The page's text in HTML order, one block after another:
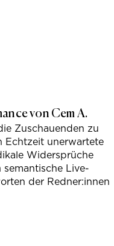
von Cem A.
Zuschauenden zu
Echtzeit unerwartete
Widersprüche
Live-
der Redner:innen